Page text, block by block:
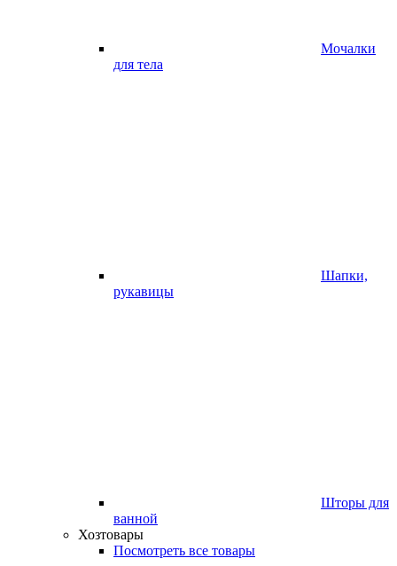
Мочалки
для тела
Шапки,
рукавицы
Шторы для
ванной
Хозтовары
Посмотреть все товары